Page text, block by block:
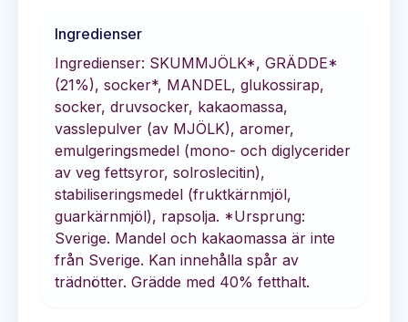
Ingredienser
Ingredienser: SKUMMJÖLK*, GRÄDDE*
(21%), socker*, MANDEL, glukossirap,
socker, druvsocker, kakaomassa,
vasslepulver (av MJÖLK), aromer,
emulgeringsmedel (mono- och diglycerider
av veg fettsyror, solroslecitin),
stabiliseringsmedel (fruktkärnmjöl,
guarkärnmjöl), rapsolja. *Ursprung:
Sverige. Mandel och kakaomassa är inte
från Sverige. Kan innehålla spår av
trädnötter. Grädde med 40% fetthalt.